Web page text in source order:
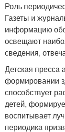
Роль
Газеты и
информацию
освещают
сведения,
Детская пресса
формировании
способствует
детей,
воспитывает
периодика